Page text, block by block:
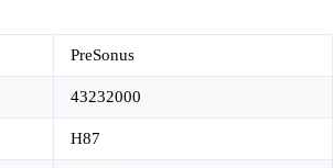
PreSonus
43232000
H87